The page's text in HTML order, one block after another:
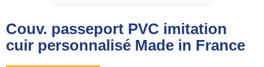
Couv. passeport PVC imitation
cuir personnalisé Made in France